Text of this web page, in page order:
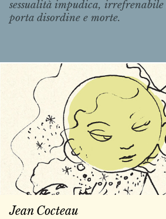
sessualità impudica,
porta disordine e morte.
Jean Cocteau